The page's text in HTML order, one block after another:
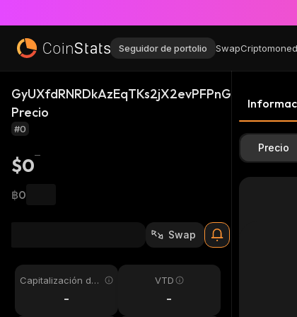
Seguidor de portolio Swap
Precio
#0
$0
฿0
Swap
Capitalización de
-
VTD
-
Precio